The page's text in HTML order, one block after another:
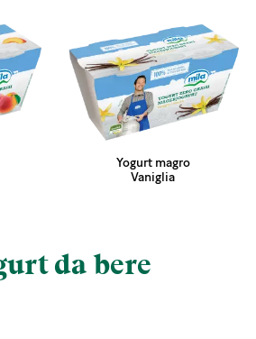
Yogurt magro
Vaniglia
da bere